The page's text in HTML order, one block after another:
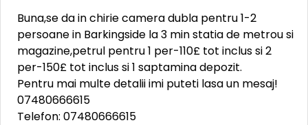
Buna,se da in chirie camera dubla pentru 1-2
persoane in Barkingside la 3 min statia de metrou si
magazine,petrul pentru 1 per-110£ tot inclus si 2
per-150£ tot inclus si 1 saptamina depozit.
Pentru mai multe detalii imi puteti lasa un mesaj!
07480666615
Telefon: 07480666615